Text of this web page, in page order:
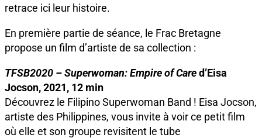
retrace ici leur histoire.
En première partie de séance, le Frac Bretagne
propose un film d’artiste de sa collection :
TFSB2020 – Superwoman: Empire of Cared’Eisa
Jocson, 2021, 12 min
Découvrez le Filipino Superwoman Band ! Eisa Jocson,
artiste des Philippines, vous invite à voir ce petit film
où elle et son groupe revisitent le tube